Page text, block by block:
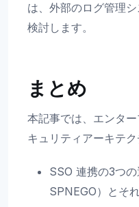
は、外部のログ管理
検討します。
まとめ
本記事では、エンタ
キュリティアーキテク
SSO 連携の3つ
SPNEGO）とそ